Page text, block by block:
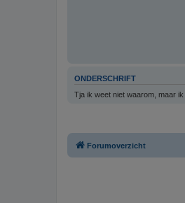
ONDERSCHRIFT
Tja ik weet niet waarom, maar
Forumoverzicht